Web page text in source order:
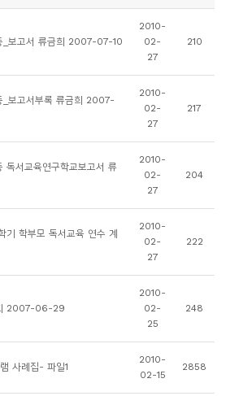
_보고서 류금희 2007-07-10
2010-
02-
27
210
_보고서부록 류금희 2007-
2010-
02-
27
217
독서교육연구학교보고서 류
2010-
02-
27
204
학부모 독서교육 연수 계
2010-
02-
27
222
2007-06-29
2010-
02-
25
248
사례집- 파일1
2010-
02-15
2858